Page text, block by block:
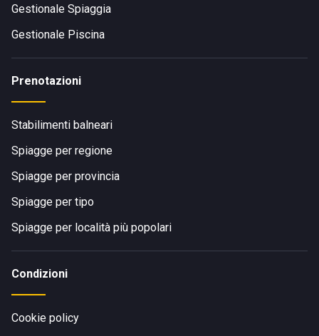
Gestionale Spiaggia
Gestionale Piscina
Prenotazioni
Stabilimenti balneari
Spiagge per regione
Spiagge per provincia
Spiagge per tipo
Spiagge per località più popolari
Condizioni
Cookie policy